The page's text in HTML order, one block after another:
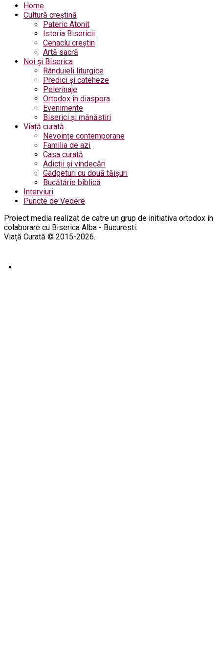
Home
Cultură creștină
Pateric Atonit
Istoria Bisericii
Cenaclu creștin
Artă sacră
Noi și Biserica
Rânduieli liturgice
Predici și cateheze
Pelerinaje
Ortodox în diaspora
Evenimente
Biserici și mănăstiri
Viață curată
Nevoințe contemporane
Familia de azi
Casa curată
Adicții și vindecări
Gadgeturi cu două tăișuri
Bucătărie biblică
Interviuri
Puncte de Vedere
Proiect media realizat de catre un grup de initiativa ortodox in
colaborare cu Biserica Alba - Bucuresti.
Viață Curată © 2015-2026.